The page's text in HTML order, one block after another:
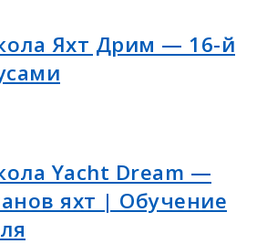
Яхт Дрим — 16-й
Yacht Dream —
яхт | Обучение